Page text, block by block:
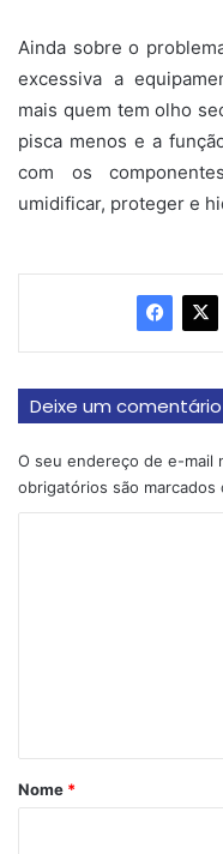
Ainda sobre o
excessiva a
mais quem tem olho
pisca menos e a
com os
umidificar, proteger e
Deixe um comentário
O seu endereço de e-mail
obrigatórios são marcados
rNome *